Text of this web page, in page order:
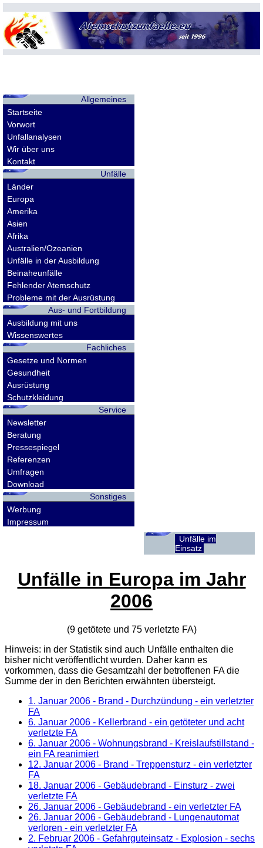
Allgemeines
Startseite
Vorwort
Unfallanalysen
Wir über uns
Kontakt
Unfälle
Länder
Europa
Amerika
Asien
Afrika
Australien/Ozeanien
Unfälle in der Ausbildung
Beinaheunfälle
Fehlender Atemschutz
Probleme mit der Ausrüstung
Aus- und Fortbildung
Ausbildung mit uns
Wissenswertes
Fachliches
Gesetze und Normen
Gesundheit
Ausrüstung
Schutzkleidung
Service
Newsletter
Beratung
Pressespiegel
Referenzen
Umfragen
Download
Sonstiges
Werbung
Impressum
Unfälle im
Einsatz
Unfälle in Europa im Jahr
2006
(9 getötete und 75 verletzte FA)
Hinweis: in der Statistik sind auch Unfälle enthalten die
bisher nicht veröffentlicht wurden. Daher kann es
vorkommen, dass die Gesamtzahl der betroffenen FAdie
Summe der in den Berichten erwähnten übersteigt.
1. Januar 2006 - Brand - Durchzündung - ein verletzter
FA
6. Januar 2006 - Kellerbrand - ein getöteter und acht
verletzte FA
6. Januar 2006 - Wohnungsbrand - Kreislaufstillstand -
ein FA reanimiert
12. Januar 2006 - Brand - Treppensturz - ein verletzter
FA
18. Januar 2006 - Gebäudebrand - Einsturz - zwei
verletzte FA
26. Januar 2006 - Gebäudebrand - ein verletzter FA
26. Januar 2006 - Gebäudebrand - Lungenautomat
verloren - ein verletzter FA
2. Februar 2006 - Gefahrguteinsatz - Explosion - sechs